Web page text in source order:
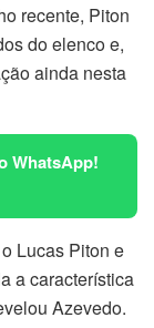
recente, Piton
do elenco e,
ainda nesta
WhatsApp!
Lucas Piton e
a característica
Azevedo.